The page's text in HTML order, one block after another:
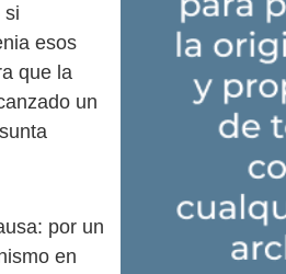
si
esos
que la
un
por un
en